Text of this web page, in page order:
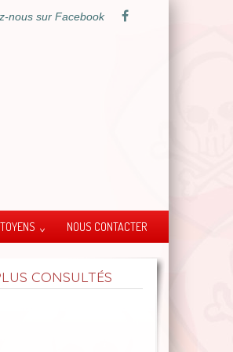
nous sur Facebook
NOUS CONTACTER
CONSULTÉS